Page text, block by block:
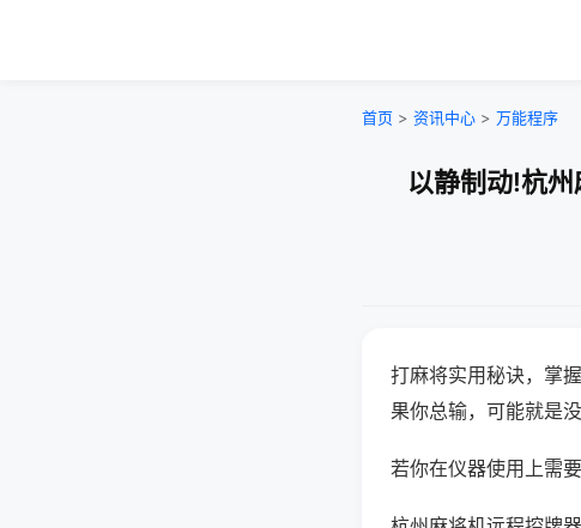
首页 > 资讯中心 > 万能程序
以静制动!杭
打麻将实用秘诀，掌
果你总输，可能就是
若你在仪器使用上需